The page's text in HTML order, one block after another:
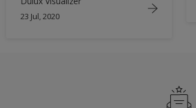
23 Jul, 2020